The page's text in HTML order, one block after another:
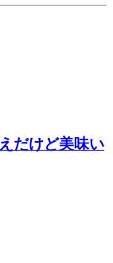
だけど美味い